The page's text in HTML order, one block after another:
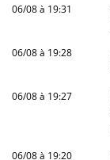
06/08 à 19:31
06/08 à 19:28
06/08 à 19:27
06/08 à 19:20